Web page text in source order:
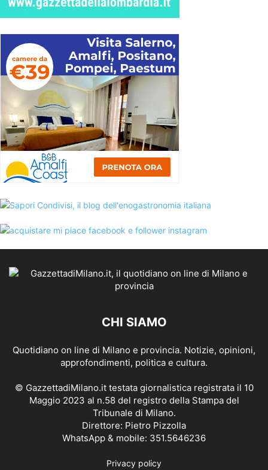
CHI SIAMO
Quotidiano on line di Milano e provincia. Notizie, opinioni,
approfondimenti, politica e cultura.
© GazzettadiMilano.it testata giornalistica registrata il 10
Maggio 2023 al n.58 del registro della Stampa del
Tribunale di Milano.
Direttore: Pietro Pizzolla
WhatsApp & mobile: 351.5646236
Privacy policy